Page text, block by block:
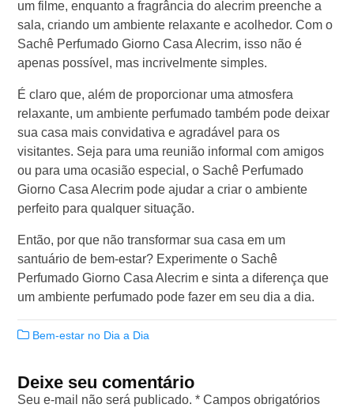
um filme, enquanto a fragrância do alecrim preenche a
sala, criando um ambiente relaxante e acolhedor. Com o
Sachê Perfumado Giorno Casa Alecrim, isso não é
apenas possível, mas incrivelmente simples.
É claro que, além de proporcionar uma atmosfera
relaxante, um ambiente perfumado também pode deixar
sua casa mais convidativa e agradável para os
visitantes. Seja para uma reunião informal com amigos
ou para uma ocasião especial, o Sachê Perfumado
Giorno Casa Alecrim pode ajudar a criar o ambiente
perfeito para qualquer situação.
Então, por que não transformar sua casa em um
santuário de bem-estar? Experimente o Sachê
Perfumado Giorno Casa Alecrim e sinta a diferença que
um ambiente perfumado pode fazer em seu dia a dia.
Bem-estar no Dia a Dia
Deixe seu comentário
Seu e-mail não será publicado. * Campos obrigatórios